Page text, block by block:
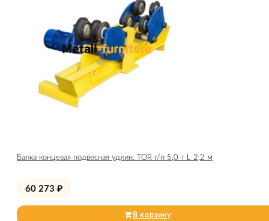
Балка концевая подвесная удлин. TOR г/п 5,0 т L 2,2 м
60 273 ₽
В корзину